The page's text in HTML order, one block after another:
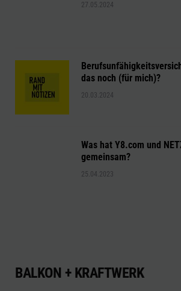
27.05.2024
das noch (für mich)?
20.03.2024
Was hat Y8.com und
gemeinsam?
25.04.2023
BALKON + KRAFTWERK